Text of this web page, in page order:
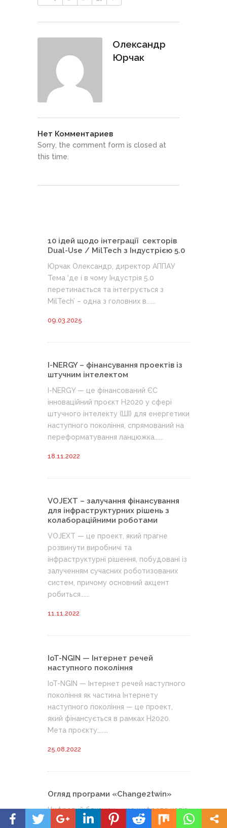
Олександр
Юрчак
Нет Комментариев
Sorry, the comment form is closed at
this time.
10 ідей щодо інтеграції секторів
Dual-Use / MilTech з Індустрією 5.0
Юрчак Олександр, директор АППАУ
Тема ‘де і в чому Індустрія 5.0
перетинається та інтегрується з
MilTech’ – одна з головних в......
09.03.2025
I-NERGY – фінансування проектів із
штучним інтелектом
I-NERGY — це фінансований ЄС
інноваційний проєкт H2020 у сфері
штучного інтелекту (ШІ) для енергетики
наступного покоління, спрямований на
переформатування ланцюжка......
18.11.2022
VOJEXT – залучання фінансування
для інфраструктурних рішень з
колабораційними роботами
VOJEXT — це проект, який прагне
розвинути виробничі та
інфраструктурні рішення, побудовані із
залученням сучасних роботизованих
систем, причому основний акцент
робиться......
11.11.2022
IoT-NGIN — Інтернет речей
наступного покоління
IoT-NGIN — Інтернет речей наступного
покоління як частина Інтернету
наступного покоління — це проект,
який фінансується в рамках H2020.
Мета проєкту:......
25.08.2022
Огляд програми «Change2twin»
Цифровий близнюк — це цифрова копія
артефакту, процесу чи послуги, яка є